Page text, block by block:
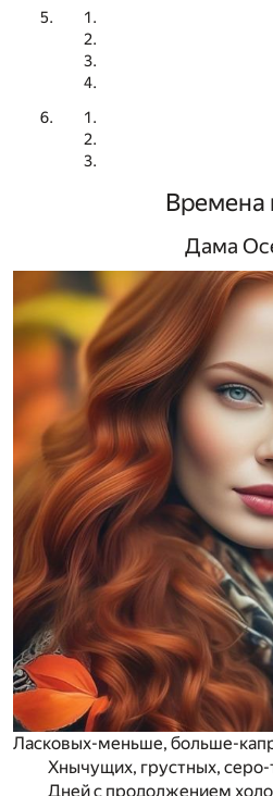
Времена
Дама
Ласковых-меньше, больше-
Хнычущих, грустных, серо-
Дней с продолжением